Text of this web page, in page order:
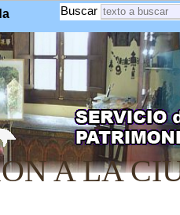
Buscar
A LA